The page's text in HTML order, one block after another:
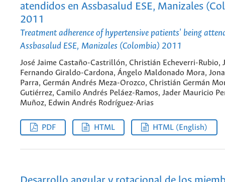
atendidos en Assbasalud ESE, Manizales
2011
Treatment adherence of hypertensive patients' being
Assbasalud ESE, Manizales (Colombia) 2011
José Jaime Castaño-Castrillón, Christián Echeverri-Rubio,
Fernando Giraldo-Cardona, Ángelo Maldonado Mora,
Parra, Germán Andrés Meza-Orozco, Christián Germán
Gutiérrez, Camilo Andrés Peláez-Ramos, Jader Mauricio
Muñoz, Edwin Andrés Rodríguez-Arias
PDF HTML HTML (English)